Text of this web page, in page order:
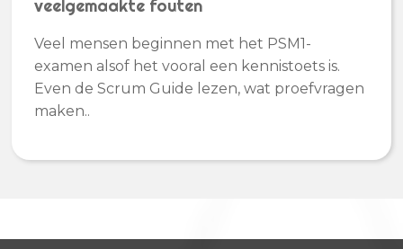
veelgemaakte fouten
Veel mensen beginnen met het PSM1-
examen alsof het vooral een kennistoets is.
Even de Scrum Guide lezen, wat proefvragen
maken..